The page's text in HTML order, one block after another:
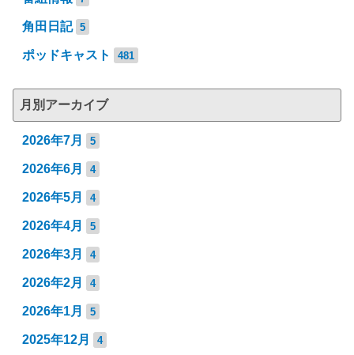
角田日記 5
ポッドキャスト 481
月別アーカイブ
2026年7月 5
2026年6月 4
2026年5月 4
2026年4月 5
2026年3月 4
2026年2月 4
2026年1月 5
2025年12月 4